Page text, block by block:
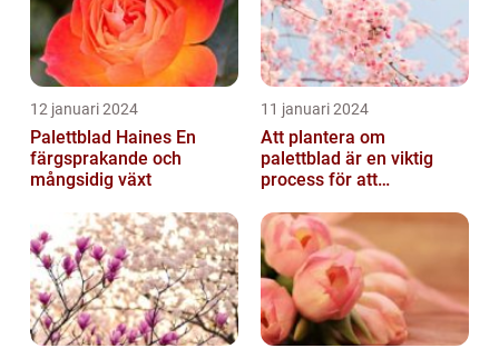
12 januari 2024
Palettblad Haines En
färgsprakande och
mångsidig växt
11 januari 2024
Att plantera om
palettblad är en viktig
process för att
överlevnad och tillväxt...